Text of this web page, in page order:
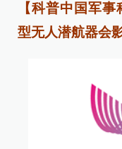
【科普中国军
型无人潜航器会